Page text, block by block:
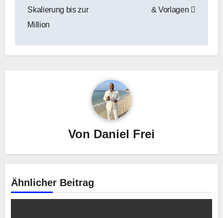
Skalierung bis zur
Million
& Vorlagen
Von Daniel Frei
Ähnlicher Beitrag